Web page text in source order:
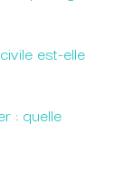
est-elle
: quelle